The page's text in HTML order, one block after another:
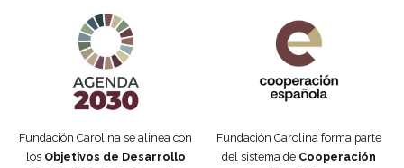
Fundación Carolina se alinea con
los Objetivos de Desarrollo
Fundación Carolina forma parte
del sistema de Cooperación